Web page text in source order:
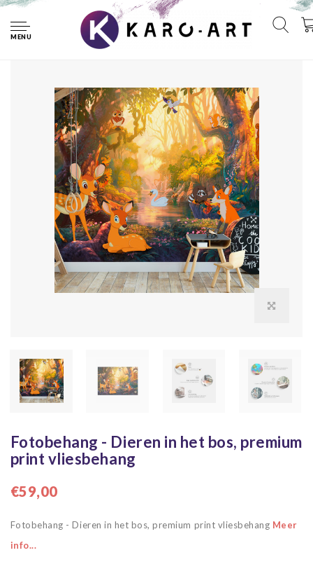
MENU
Fotobehang - Dieren in het bos, premium print vliesbehang
Fotobehang - Dieren in het bos, premium
print vliesbehang
€59,00
Fotobehang - Dieren in het bos, premium print vliesbehang Meer
info...